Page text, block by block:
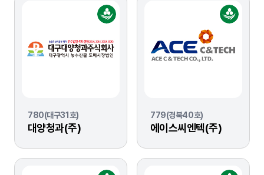
780(대구31호)
대양청과(주)
779(경북40호)
에이스씨엔텍(주)